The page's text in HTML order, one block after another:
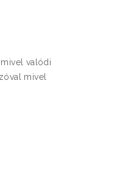
valódi
mivel